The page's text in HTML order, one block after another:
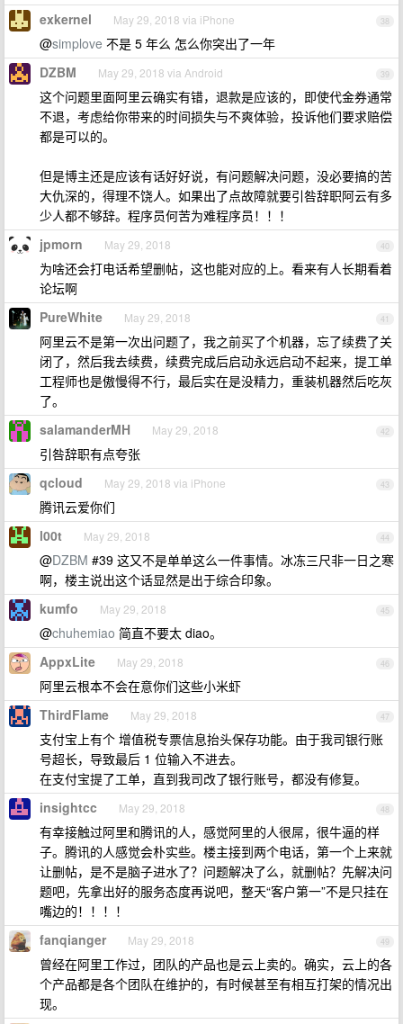
38
exkernel May 29, 2018 via iPhone
@simplove 不是 5 年么 怎么你突出了一年
39
DZBM May 29, 2018 via Android
这个问题里面阿里云确实有错，退款是应该的，即使代金券通常
不退，考虑给你带来的时间损失与不爽体验，投诉他们要求赔偿
都是可以的。
但是博主还是应该有话好好说，有问题解决问题，没必要搞的苦
大仇深的，得理不饶人。如果出了点故障就要引咎辞职阿云有多
少人都不够辞。程序员何苦为难程序员！！！
40
jpmorn May 29, 2018
为啥还会打电话希望删帖，这也能对应的上。看来有人长期看着
论坛啊
41
PureWhite May 29, 2018
阿里云不是第一次出问题了，我之前买了个机器，忘了续费了关
闭了，然后我去续费，续费完成后启动永远启动不起来，提工单
工程师也是傲慢得不行，最后实在是没精力，重装机器然后吃灰
了。
42
salamanderMH May 29, 2018
引咎辞职有点夸张
43
qcloud May 29, 2018 via iPhone
腾讯云爱你们
44
l00t May 29, 2018
@DZBM #39 这又不是单单这么一件事情。冰冻三尺非一日之寒
啊，楼主说出这个话显然是出于综合印象。
45
kumfo May 29, 2018
@chuhemiao 简直不要太 diao。
46
AppxLite May 29, 2018
阿里云根本不会在意你们这些小米虾
47
ThirdFlame May 29, 2018
支付宝上有个 增值税专票信息抬头保存功能。由于我司银行账
号超长，导致最后 1 位输入不进去。
在支付宝提了工单，直到我司改了银行账号，都没有修复。
48
insightcc May 29, 2018
有幸接触过阿里和腾讯的人，感觉阿里的人很屌，很牛逼的样
子。腾讯的人感觉会朴实些。楼主接到两个电话，第一个上来就
让删帖，是不是脑子进水了？问题解决了么，就删帖？先解决问
题吧，先拿出好的服务态度再说吧，整天“客户第一”不是只挂在
嘴边的！！！！
49
fanqianger May 29, 2018
曾经在阿里工作过，团队的产品也是云上卖的。确实，云上的各
个产品都是各个团队在维护的，有时候甚至有相互打架的情况出
现。